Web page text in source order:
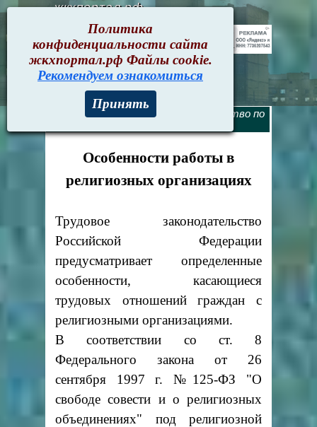
жкхпортал.рф
Текущие документы >
253. Руководство по
Особенности работы в
религиозных организациях
Трудовое законодательство
Российской Федерации
предусматривает определенные
особенности, касающиеся
трудовых отношений граждан с
религиозными организациями.
В соответствии со ст. 8
Федерального закона от 26
сентября 1997 г. №125-ФЗ "О
свободе совести и о религиозных
объединениях" под религиозной
Политика
конфиденциальности сайта
жкхпортал.рф Файлы cookie.
Рекомендуем ознакомиться
Принять